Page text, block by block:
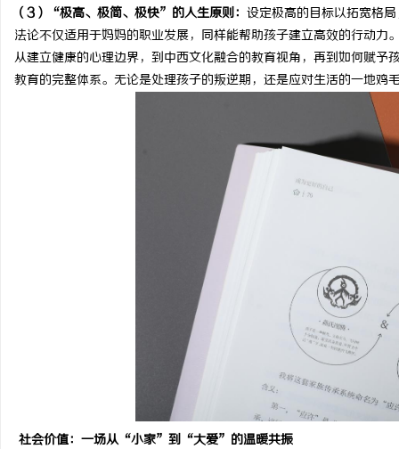
（ 3 ） “极高、极简、极快”的人生原则： 设定极高的目标以拓宽格
法论不仅适用于妈妈的职业发展，同样能帮助孩子建立高效的行动力
从建立健康的心理边界，到中西文化融合的教育视角，再到如何赋予
教育的完整体系。无论是处理孩子的叛逆期，还是应对生活的一地鸡
社会价值：一场从“小家”到“大爱”的温暖共振